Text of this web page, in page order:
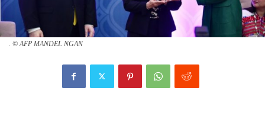
. © AFP MANDEL NGAN